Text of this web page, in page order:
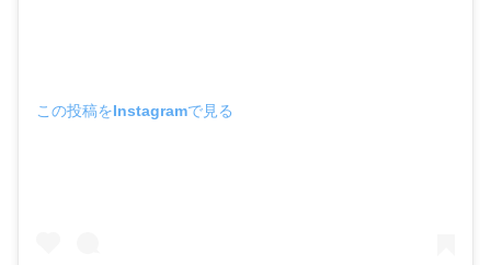
この投稿をInstagramで見る